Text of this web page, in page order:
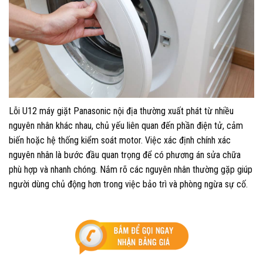
Lỗi U12 máy giặt Panasonic nội địa thường xuất phát từ nhiều
nguyên nhân khác nhau, chủ yếu liên quan đến phần điện tử, cảm
biến hoặc hệ thống kiểm soát motor. Việc xác định chính xác
nguyên nhân là bước đầu quan trọng để có phương án sửa chữa
phù hợp và nhanh chóng. Nắm rõ các nguyên nhân thường gặp giúp
người dùng chủ động hơn trong việc bảo trì và phòng ngừa sự cố.